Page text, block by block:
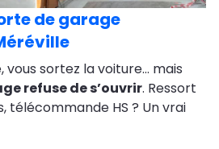
de garage
vous sortez la voiture… mais
refuse de s’ouvrir. Ressort
télécommande HS ? Un vrai